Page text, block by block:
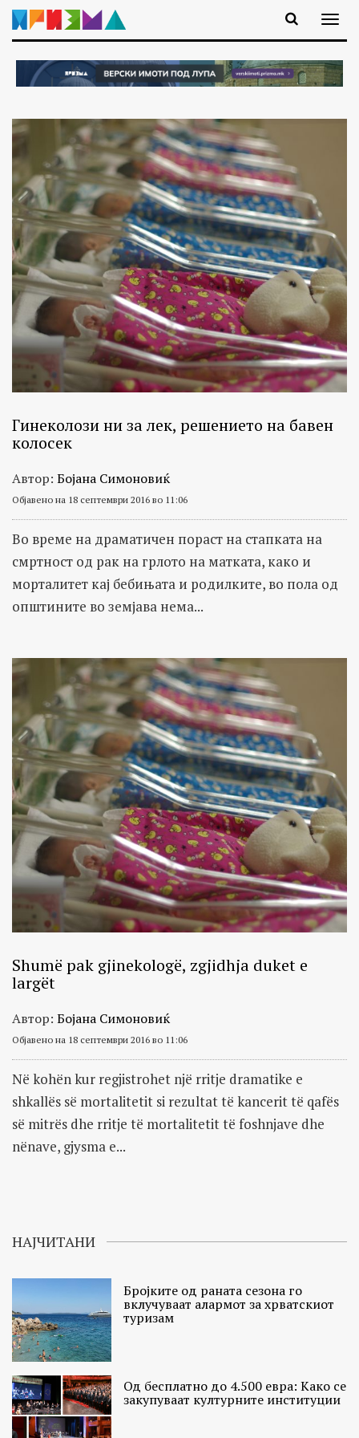
Гинеколози ни за лек, решението на бавен
колосек
Автор: Бојана Симоновиќ
Објавено на 18 септември 2016 во 11:06
Во време на драматичен пораст на стапката на
смртност од рак на грлото на матката, како и
морталитет кај бебињата и родилките, во пола од
општините во земјава нема...
Shumë pak gjinekologë, zgjidhja duket e
largët
Автор: Бојана Симоновиќ
Објавено на 18 септември 2016 во 11:06
Në kohën kur regjistrohet një rritje dramatike e
shkallës së mortalitetit si rezultat të kancerit të qafës
së mitrës dhe rritje të mortalitetit të foshnjave dhe
nënave, gjysma e...
НАЈЧИТАНИ
Бројките од раната сезона го
вклучуваат алармот за хрватскиот
туризам
Од бесплатно до 4.500 евра: Како се
закупуваат културните институции